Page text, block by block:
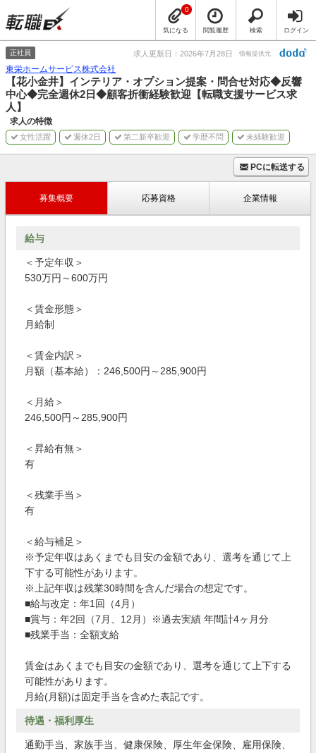
気になる
0
閲覧履歴 検索 ログイン
正社員 求人更新日：2026年7月28日 情報提供元
東栄ホームサービス株式会社
【花小金井】インテリア・オプション提案・問合せ対応◆反響
中心◆完全週休2日◆顧客折衝経験歓迎【転職支援サービス求
人】
求人の特徴
女性活躍 週休2日 第二新卒歓迎 学歴不問 未経験歓迎
PCに転送する
募集概要 応募資格 企業情報
給与
＜予定年収＞
530万円～600万円
＜賃金形態＞
月給制
＜賃金内訳＞
月額（基本給）：246,500円～285,900円
＜月給＞
246,500円～285,900円
＜昇給有無＞
有
＜残業手当＞
有
＜給与補足＞
※予定年収はあくまでも目安の金額であり、選考を通じて上
下する可能性があります。
※上記年収は残業30時間を含んだ場合の想定です。
■給与改定：年1回（4月）
■賞与：年2回（7月、12月）※過去実績 年間計4ヶ月分
■残業手当：全額支給
賃金はあくまでも目安の金額であり、選考を通じて上下する
可能性があります。
月給(月額)は固定手当を含めた表記です。
待遇・福利厚生
通勤手当、家族手当、健康保険、厚生年金保険、雇用保険、